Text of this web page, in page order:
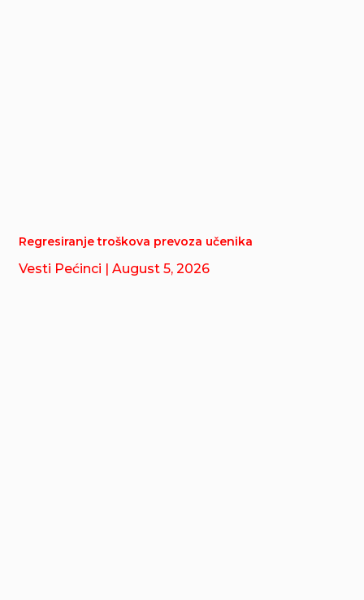
Regresiranje troškova prevoza učenika
Vesti Pećinci | August 5, 2026